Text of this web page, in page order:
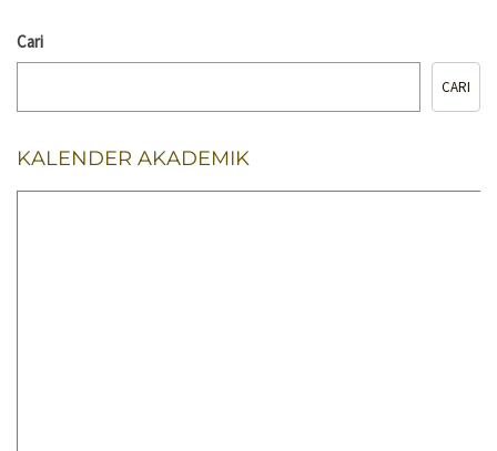
Cari
CARI
KALENDER AKADEMIK